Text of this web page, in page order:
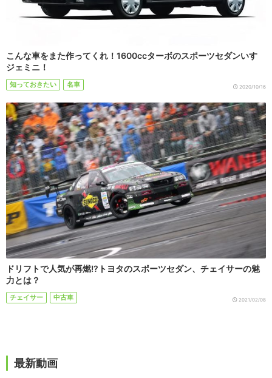
こんな車をまた作ってくれ！1600ccターボのスポーツセダンいすゞ
ジェミニ！
知っておきたい 名車 2020/10/16
ドリフトで人気が再燃!?トヨタのスポーツセダン、チェイサーの魅
力とは？
チェイサー 中古車 2021/02/08
最新動画